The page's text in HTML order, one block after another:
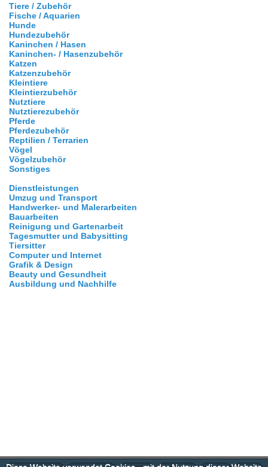
Tiere / Zubehör
Fische / Aquarien
Hunde
Hundezubehör
Kaninchen / Hasen
Kaninchen- / Hasenzubehör
Katzen
Katzenzubehör
Kleintiere
Kleintierzubehör
Nutztiere
Nutztierezubehör
Pferde
Pferdezubehör
Reptilien / Terrarien
Vögel
Vögelzubehör
Sonstiges
Dienstleistungen
Umzug und Transport
Handwerker- und Malerarbeiten
Bauarbeiten
Reinigung und Gartenarbeit
Tagesmutter und Babysitting
Tiersitter
Computer und Internet
Grafik & Design
Beauty und Gesundheit
Ausbildung und Nachhilfe